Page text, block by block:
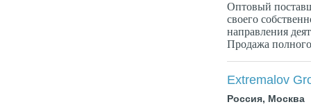
Оптовый
своего
направления
Продажа
Extremalov
Россия, Москва